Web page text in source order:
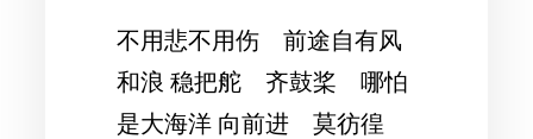
不用悲不用伤 前途自有风
和浪 稳把舵 齐鼓桨 哪怕
是大海洋 向前进 莫彷徨